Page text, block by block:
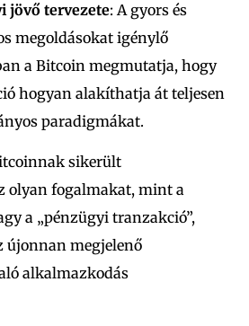
jövő tervezete: A gyors és
megoldásokat igénylő
a Bitcoin megmutatja, hogy
hogyan alakíthatja át teljesen
paradigmákat.
sikerült
olyan fogalmakat, mint a
a „pénzügyi tranzakció”,
újonnan megjelenő
alkalmazkodás